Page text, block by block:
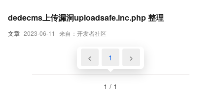
文章 2023-06-11 来自：开发者社区
dedecms上传漏洞uploadsafe.inc.php 整理
< 1 >
1 / 1